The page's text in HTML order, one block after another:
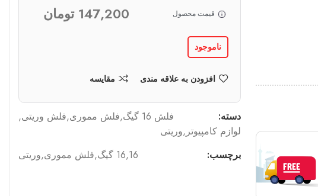
قیمت محصول 147,200 تومان
ناموجود
افزودن به علاقه مندی مقایسه
دسته: فلش 16 گیگ ,فلش مموری,فلش وریتی,
لوازم کامپیوتر ,وریتی
برچسب:
16
,16 گیگ ,فلش مموری,وریتی